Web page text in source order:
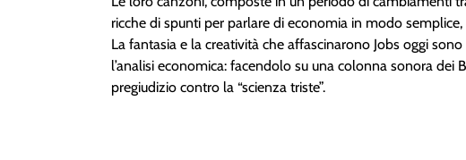
ricche di spunti per parlare di economia in modo
La fantasia e la creatività che affascinarono Jobs oggi
l’analisi economica: facendolo su una colonna sonora dei
pregiudizio contro la “scienza triste”.